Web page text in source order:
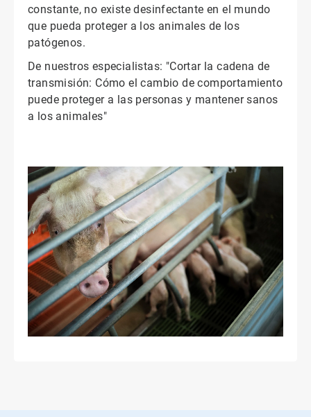
constante, no existe desinfectante en el mundo
que pueda proteger a los animales de los
patógenos.
De nuestros especialistas: "Cortar la cadena de
transmisión: Cómo el cambio de comportamiento
puede proteger a las personas y mantener sanos
a los animales"